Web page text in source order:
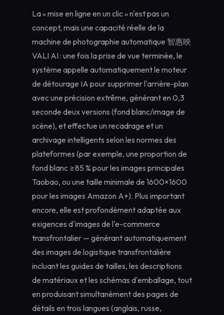
La « mise en ligne en un clic » n'est pas un
concept, mais une capacité réelle de la
machine de photographie automatique 智惠映
VALI AI : une fois la prise de vue terminée, le
système appelle automatiquement le moteur
de détourage IA pour supprimer l'arrière-plan
avec une précision extrême, générant en 0,3
seconde deux versions (fond blanc/image de
scène), et effectue un recadrage et un
archivage intelligents selon les normes des
plateformes (par exemple, une proportion de
fond blanc ≥85 % pour les images principales
Taobao, ou une taille minimale de 1600×1600
pour les images Amazon A+). Plus important
encore, elle est profondément adaptée aux
exigences d'images de l'e-commerce
transfrontalier — générant automatiquement
des images de logistique transfrontalière
incluant les guides de tailles, les descriptions
de matériaux et les schémas d'emballage, tout
en produisant simultanément des pages de
détails en trois langues (anglais, russe,